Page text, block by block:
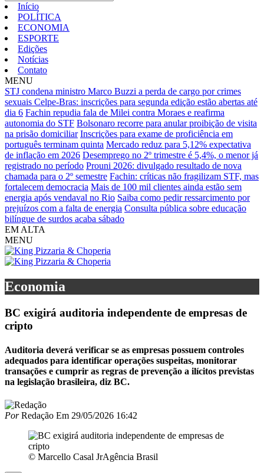
Início
POLÍTICA
ECONOMIA
ESPORTE
Edições
Notícias
Contato
MENU
STJ condena ministro Marco Buzzi a perda de cargo por crimes
sexuais Celpe-Bras: inscrições para segunda edição estão abertas até
dia 6 Fachin repudia fala de Milei contra Moraes e reafirma
autonomia do STF Bolsonaro recorre para anular proibição de visita
na prisão domiciliar Inscrições para exame de proficiência em
português terminam quinta Mercado reduz para 5,12% expectativa
de inflação em 2026 Desemprego no 2º trimestre é 5,4%, o menor já
registrado no período Prouni 2026: divulgado resultado de nova
chamada para o 2º semestre Fachin: críticas não fragilizam STF, mas
fortalecem democracia Mais de 100 mil clientes ainda estão sem
energia após vendaval no Rio Saiba como pedir ressarcimento por
prejuízos com a falta de energia Consulta pública sobre educação
bilíngue de surdos acaba sábado
EM ALTA
MENU
Economia
BC exigirá auditoria independente de empresas de
cripto
Auditoria deverá verificar se as empresas possuem controles
adequados para identificar operações suspeitas, monitorar
transações e cumprir as regras de prevenção a ilícitos previstas
na legislação brasileira, diz BC.
PorRedação Em 29/05/2026 16:42
© Marcello Casal JrAgência Brasil